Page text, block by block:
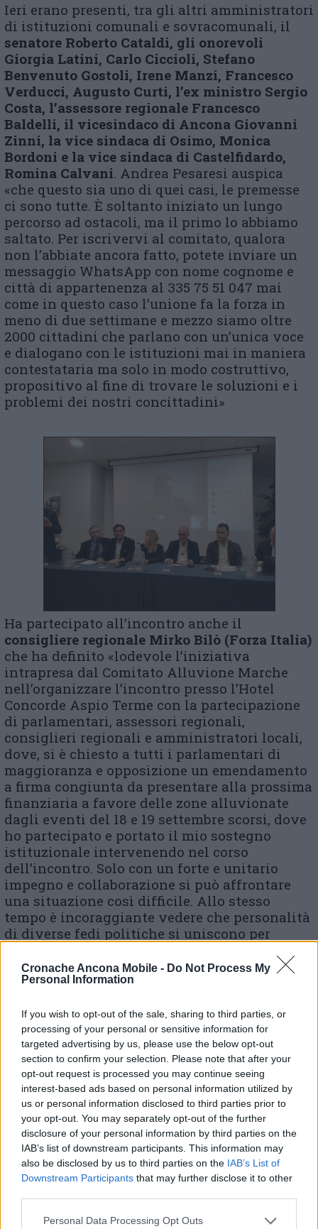
Cronache Ancona Mobile - Do Not Process My
Personal Information
If you wish to opt-out of the sale, sharing to third parties, or
processing of your personal or sensitive information for
targeted advertising by us, please use the below opt-out
section to confirm your selection. Please note that after your
opt-out request is processed you may continue seeing
interest-based ads based on personal information utilized by
us or personal information disclosed to third parties prior to
your opt-out. You may separately opt-out of the further
disclosure of your personal information by third parties on the
IAB’s list of downstream participants. This information may
also be disclosed by us to third parties on the IAB’s List of
Downstream Participants that may further disclose it to other
Personal Data Processing Opt Outs
Ieri erano presenti, tra gli altri amministratori
di istituzioni comunali e sovracomunali, il
senatore Roberto Cataldi, gli onorevoli
Giorgia Latini, Carlo Ciccioli, Stefano
Benvenuto Gostoli, Irene Manzi, Francesco
Verducci, Augusto Curti, l’ex ministro Sergio
Costa, l’assessore regionale Francesco
Baldelli, il vicesindaco di Ancona Giovanni
Zinni, la vice sindaca di Osimo, Monica
Bordoni e la vice sindaca di Castelfidardo,
Romina Calvani. Andrea Pesaresi auspica
«che questo sia uno di quei casi, le premesse
ci sono tutte. È soltanto iniziato un lungo
percorso ad ostacoli, ma il primo lo abbiamo
saltato. Per iscrivervi al comitato, qualora
non l’abbiate ancora fatto, potete inviare un
messaggio WhatsApp con nome cognome e
città di appartenenza al 335 75 51 047 mai
come in questo caso l’unione fa la forza in
meno di due settimane e mezzo siamo oltre
2000 cittadini che parlano con un’unica voce
e dialogano con le istituzioni mai in maniera
contestataria ma solo in modo costruttivo,
propositivo al fine di trovare le soluzioni e i
problemi dei nostri concittadini»
Ha partecipato all’incontro anche il
consigliere regionale Mirko Bilò (Forza Italia)
che ha definito «lodevole l’iniziativa
intrapresa dal Comitato Alluvione Marche
nell’organizzare l’incontro presso l’Hotel
Concorde Aspio Terme con la partecipazione
di parlamentari, assessori regionali,
consiglieri regionali e amministratori locali,
dove, si è chiesto a tutti i parlamentari di
maggioranza e opposizione un emendamento
a firma congiunta da presentare alla prossima
finanziaria a favore delle zone alluvionate
dagli eventi del 18 e 19 settembre scorsi, dove
ho partecipato e portato il mio sostegno
istituzionale intervenendo nel corso
dell’incontro. Solo con un forte e unitario
impegno e collaborazione si può affrontare
una situazione così difficile. Allo stesso
tempo è incoraggiante vedere che personalità
di diverse fedi politiche si uniscono per
come l’alluvione. La solidarietà e la
responsabilità dimostrate sono fondamentali
soluzioni concrete che possano portare
sollievo a chi ha subito danni. Spero che
questa iniziativa – h concluso Bilò – porti a
risultati positivi e che le risorse necessarie
siano allocate per supportare efficacemente le
popolazioni coinvolte».